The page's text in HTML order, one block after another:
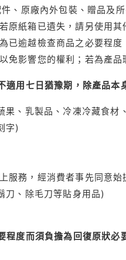
、原廠內外包裝、贈品及
原紙箱已遺失，請另使用
已逾越檢查商品之必要程
免影響您的權利；若為產
用七日猶豫期，除產品本
果、乳製品、冷凍冷藏食材
字)
服務，經消費者事先同意
刀、除毛刀等貼身用品)
度而須負擔為回復原狀